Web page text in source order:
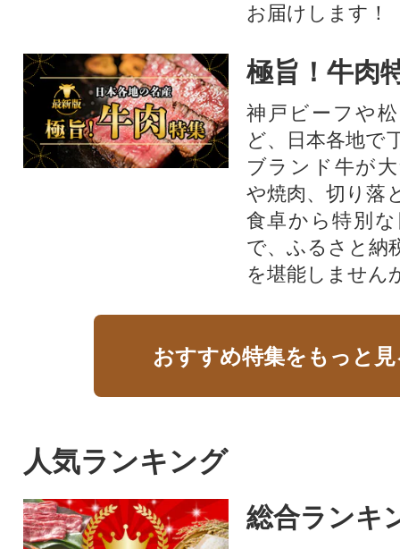
お届けします！
極旨！牛肉
神戸ビーフや
ど、日本各地で
ブランド牛が
や焼肉、切り落
食卓から特別
で、ふるさと納
を堪能しません
おすすめ特集をもっと
人気ランキング
総合ランキ